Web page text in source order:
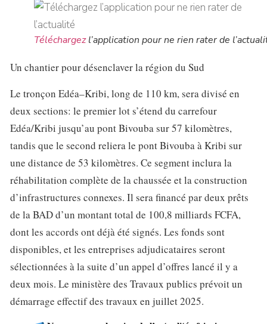
Téléchargezl’application pour ne rien rater de
Un chantier pour désenclaver la région du Sud
Le tronçon Edéa–Kribi, long de 110 km, sera divisé en
deux sections: le premier lot s’étend du carrefour
Edéa/Kribi jusqu’au pont Bivouba sur 57 kilomètres,
tandis que le second reliera le pont Bivouba à Kribi sur
une distance de 53 kilomètres. Ce segment inclura la
réhabilitation complète de la chaussée et la construction
d’infrastructures connexes. Il sera financé par deux prêts
de la BAD d’un montant total de 100,8 milliards FCFA,
dont les accords ont déjà été signés. Les fonds sont
disponibles, et les entreprises adjudicataires seront
sélectionnées à la suite d’un appel d’offres lancé il y a
deux mois. Le ministère des Travaux publics prévoit un
démarrage effectif des travaux en juillet 2025.